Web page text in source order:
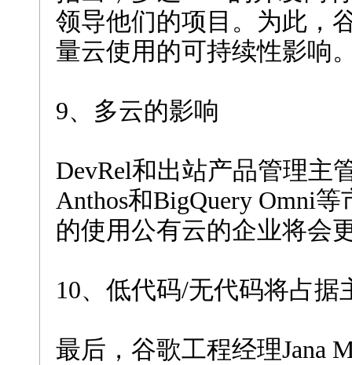
领导他们的项目。为此，
量云使用的可持续性影响
9、多云的影响
DevRel和出站产品管理主
Anthos和BigQuery Omni
的使用公有云的企业将会
10、低代码/无代码将占据
最后，谷歌工程经理Jana